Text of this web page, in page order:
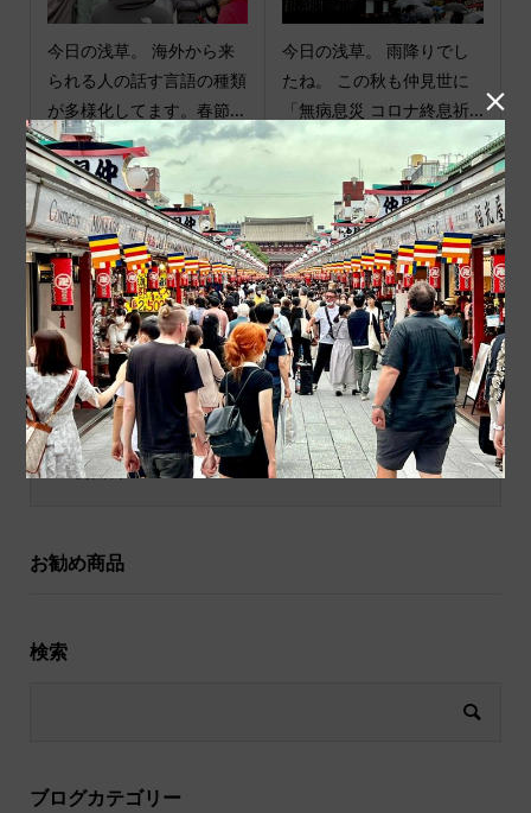
今日の浅草。 海外から来
られる人の話す言語の種類
が多様化してます。春節...
今日の浅草。 雨降りでし
たね。 この秋も仲見世に
「無病息災 コロナ終息祈...
商品カテゴリ
商品ジャンル
ポチ袋
和小物
祝儀袋
お勧め商品
検索
ブログカテゴリー
